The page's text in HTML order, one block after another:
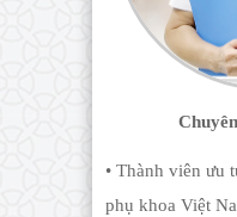
• Thành viên ưu
phụ khoa Việt